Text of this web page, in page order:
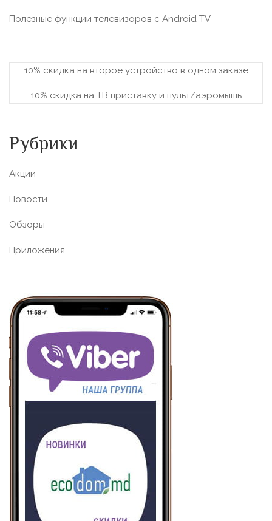
Полезные функции телевизоров c Android TV
10% скидка на второе устройство в одном заказе
10% скидка на ТВ приставку и пульт/аэромышь
Рубрики
Акции
Новости
Обзоры
Приложения